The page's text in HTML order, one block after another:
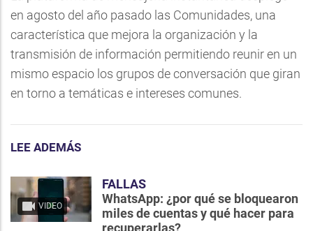
en agosto del año pasado las Comunidades, una
característica que mejora la organización y la
transmisión de información permitiendo reunir en un
mismo espacio los grupos de conversación que giran
en torno a temáticas e intereses comunes.
LEE ADEMÁS
VIDEO
FALLAS
WhatsApp: ¿por qué se bloquearon
miles de cuentas y qué hacer para
recuperarlas?